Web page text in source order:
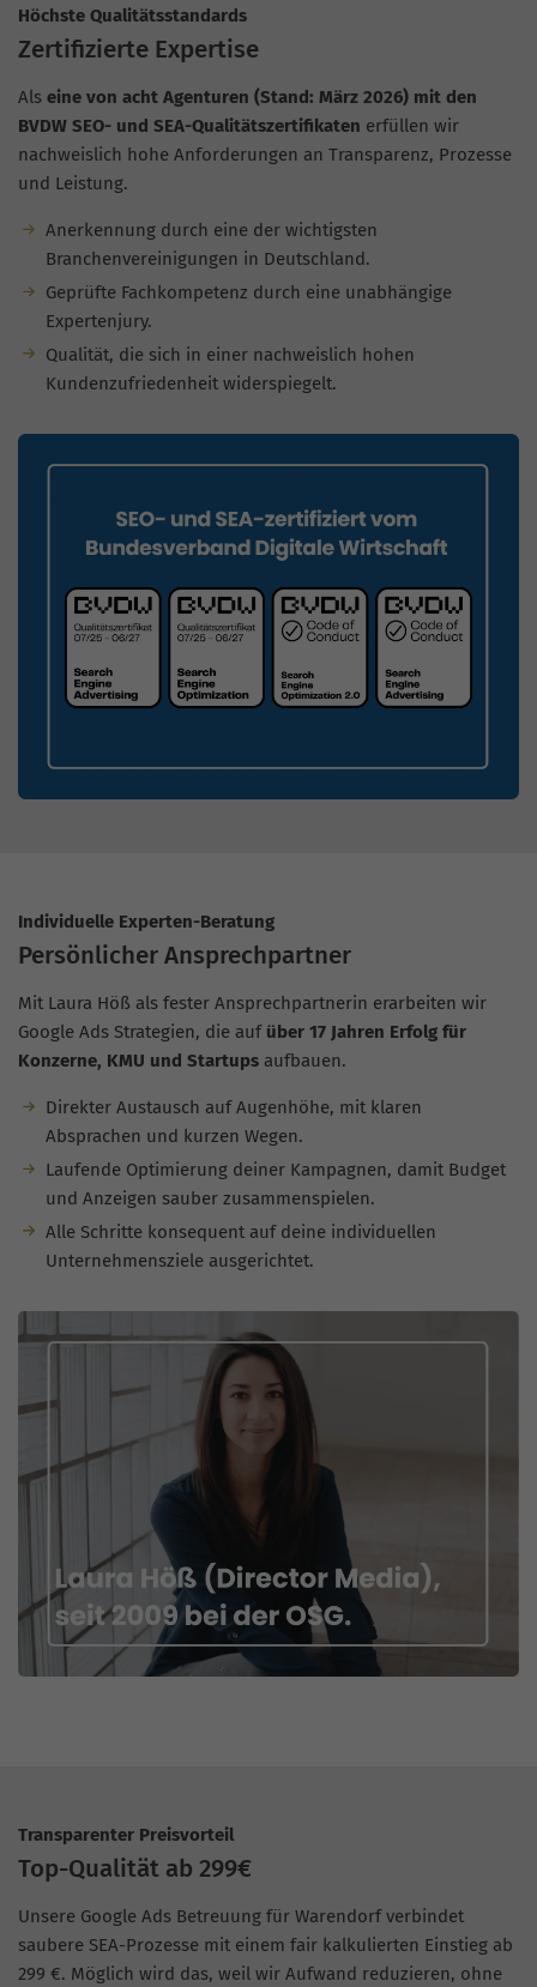
Höchste Qualitätsstandards
Zertifizierte Expertise
Als eine von acht Agenturen (Stand: März 2026) mit den
BVDW SEO- und SEA-Qualitätszertifikaten erfüllen wir
nachweislich hohe Anforderungen an Transparenz, Prozesse
und Leistung.
Anerkennung durch eine der wichtigsten
Branchenvereinigungen in Deutschland.
Geprüfte Fachkompetenz durch eine unabhängige
Expertenjury.
Qualität, die sich in einer nachweislich hohen
Kundenzufriedenheit widerspiegelt.
Individuelle Experten-Beratung
Persönlicher Ansprechpartner
Mit Laura Höß als fester Ansprechpartnerin erarbeiten wir
Google Ads Strategien, die auf über 17 Jahren Erfolg für
Konzerne, KMU und Startups aufbauen.
Direkter Austausch auf Augenhöhe, mit klaren
Absprachen und kurzen Wegen.
Laufende Optimierung deiner Kampagnen, damit Budget
und Anzeigen sauber zusammenspielen.
Alle Schritte konsequent auf deine individuellen
Unternehmensziele ausgerichtet.
Transparenter Preisvorteil
Top-Qualität ab 299€
Unsere Google Ads Betreuung für Warendorf verbindet
saubere SEA-Prozesse mit einem fair kalkulierten Einstieg ab
299 €. Möglich wird das, weil wir Aufwand reduzieren, ohne